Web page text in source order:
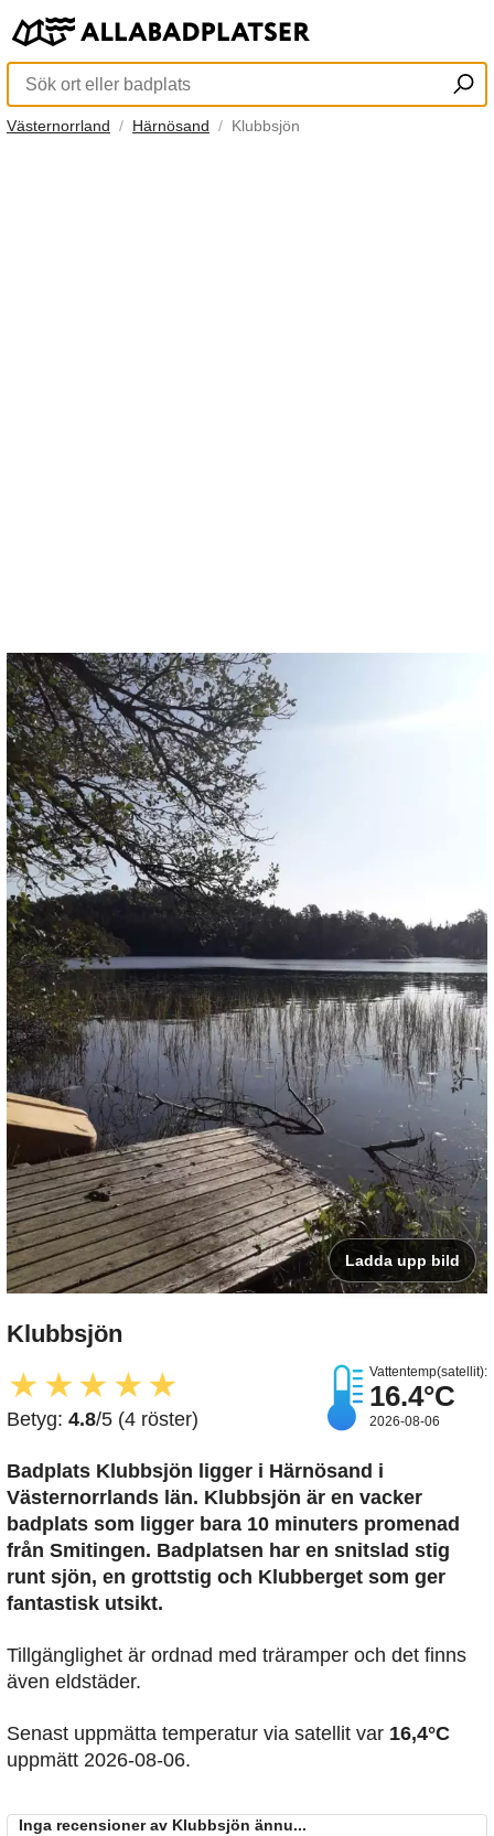
Västernorrland Härnösand Klubbsjön
Ladda upp bild
Klubbsjön
★ ★★ ★★
Betyg: 4.8/5 (4 röster)
Vattentemp(satellit):
16.4°C
2026-08-06
Badplats Klubbsjön ligger i Härnösand i
Västernorrlands län. Klubbsjön är en vacker
badplats som ligger bara 10 minuters promenad
från Smitingen. Badplatsen har en snitslad stig
runt sjön, en grottstig och Klubberget som ger
fantastisk utsikt.
Tillgänglighet är ordnad med träramper och det finns
även eldstäder.
Senast uppmätta temperatur via satellit var 16,4°C
uppmätt 2026-08-06.
Inga recensioner av Klubbsjön ännu...